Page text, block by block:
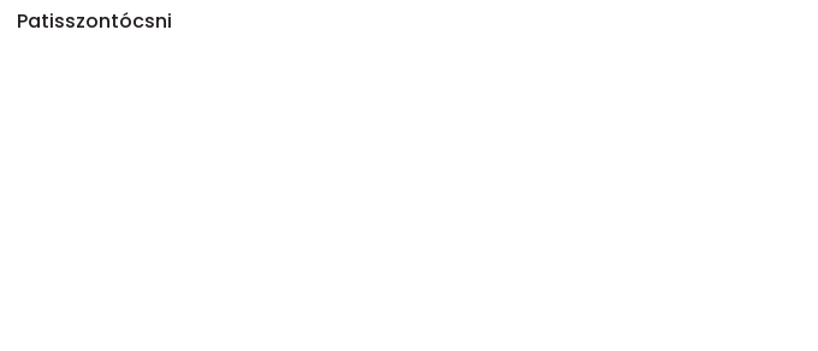
Patisszontócsni